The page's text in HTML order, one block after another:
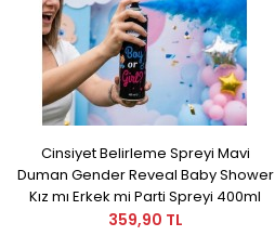
Cinsiyet Belirleme Spreyi Mavi
Duman Gender Reveal Baby Shower
Kız mı Erkek mi Parti Spreyi 400ml
359,90 TL